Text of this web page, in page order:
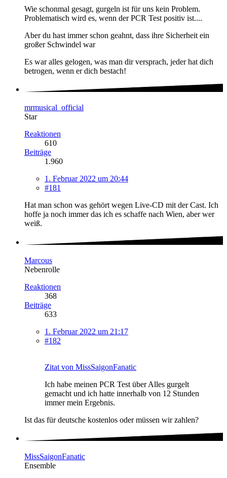
Wie schonmal gesagt, gurgeln ist für uns kein Problem.
Problematisch wird es, wenn der PCR Test positiv ist....
Aber du hast immer schon geahnt, dass ihre Sicherheit ein
großer Schwindel war
Es war alles gelogen, was man dir versprach, jeder hat dich
betrogen, wenn er dich bestach!
mrmusical_official
Star
Reaktionen
610
Beiträge
1.960
1. Februar 2022 um 20:44
#181
Hat man schon was gehört wegen Live-CD mit der Cast. Ich
hoffe ja noch immer das ich es schaffe nach Wien, aber wer
weiß.
Marcous
Nebenrolle
Reaktionen
368
Beiträge
633
1. Februar 2022 um 21:17
#182
Zitat von MissSaigonFanatic
Ich habe meinen PCR Test über Alles gurgelt
gemacht und ich hatte innerhalb von 12 Stunden
immer mein Ergebnis.
Ist das für deutsche kostenlos oder müssen wir zahlen?
MissSaigonFanatic
Ensemble